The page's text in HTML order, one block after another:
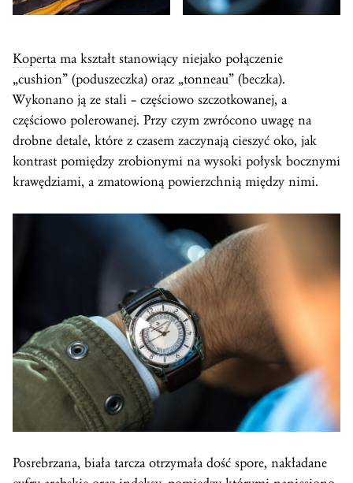
Koperta ma kształt stanowiący niejako połączenie
„cushion” (poduszeczka) oraz „tonneau” (beczka).
Wykonano ją ze stali – częściowo szczotkowanej, a
częściowo polerowanej. Przy czym zwrócono uwagę na
drobne detale, które z czasem zaczynają cieszyć oko, jak
kontrast pomiędzy zrobionymi na wysoki połysk bocznymi
krawędziami, a zmatowioną powierzchnią między nimi.
Posrebrzana, biała tarcza otrzymała dość spore, nakładane